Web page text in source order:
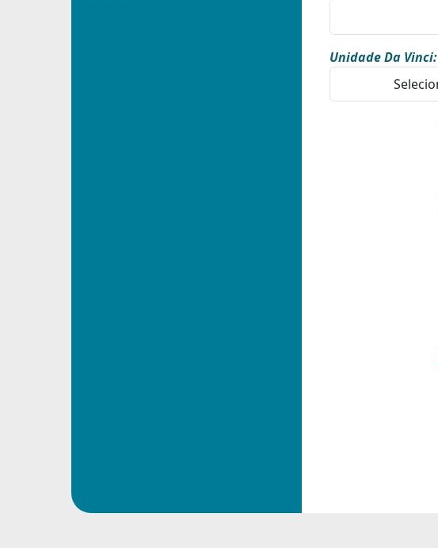
Unidade Da Vinci: